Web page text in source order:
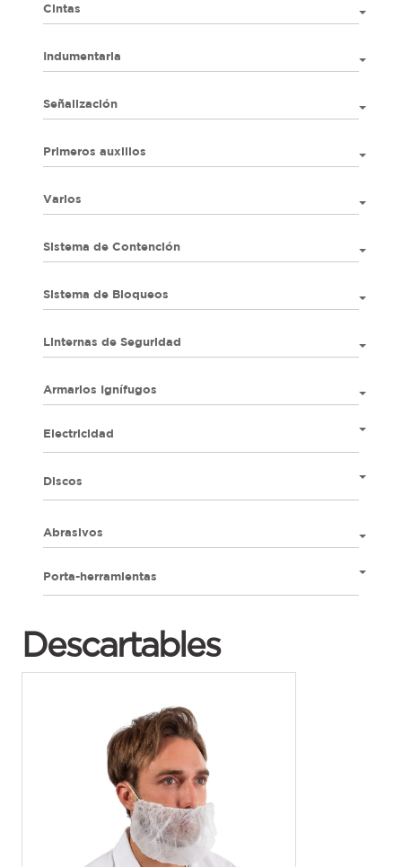
Cintas
Indumentaria
Señalización
Primeros auxilios
Varios
Sistema de Contención
Sistema de Bloqueos
Linternas de Seguridad
Armarios Ignífugos
Electricidad
Discos
Abrasivos
Porta-herramientas
Descartables